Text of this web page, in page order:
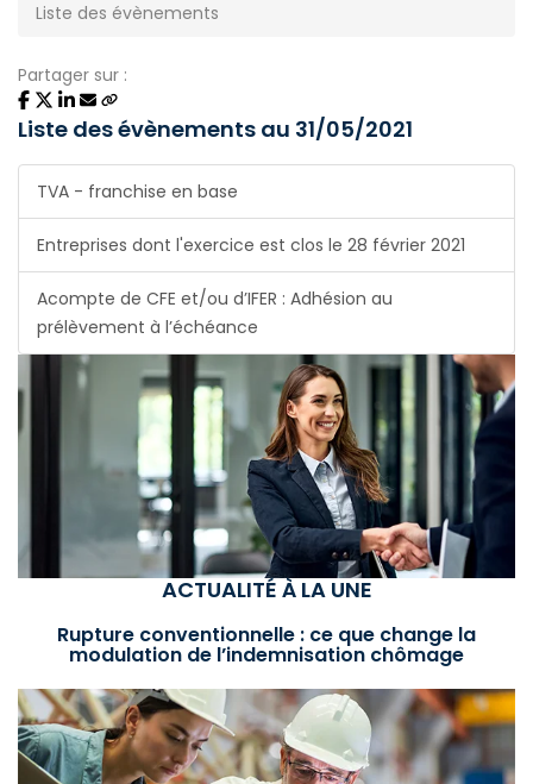
Liste des évènements
Partager sur :
Liste des évènements au 31/05/2021
TVA - franchise en base
Entreprises dont l'exercice est clos le 28 février 2021
Acompte de CFE et/ou d’IFER : Adhésion au
prélèvement à l’échéance
ACTUALITÉ À LA UNE
Rupture conventionnelle : ce que change la
modulation de l’indemnisation chômage